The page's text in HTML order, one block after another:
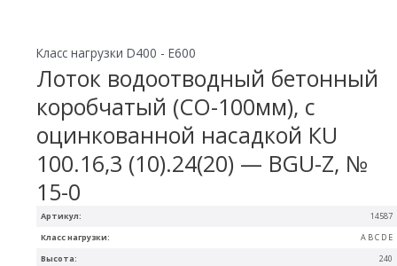
Артикул: 14587
Высота: 240
Класс нагрузки: A B C D E
Класс нагрузки D400 - E600
Лоток водоотводный бетонный
коробчатый (СО-100мм), с
оцинкованной насадкой КU
100.16,3 (10).24(20) — BGU-Z, №
15-0